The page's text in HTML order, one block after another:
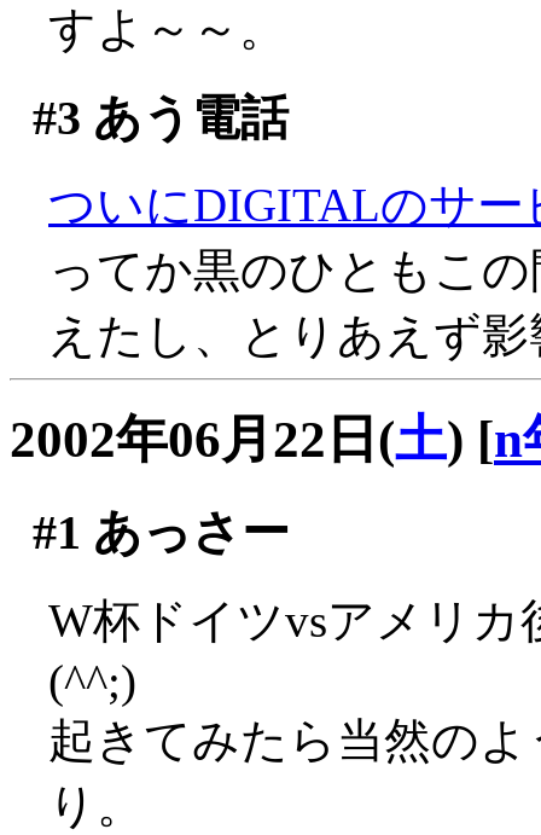
すよ～～。
#3 あう電話
ついにDIGITALのサー
ってか黒のひともこ
えたし、とりあえず
2002年06月22日(土) [n
#1 あっさー
W杯ドイツvsアメリ
(^^;)
起きてみたら当然の
り。